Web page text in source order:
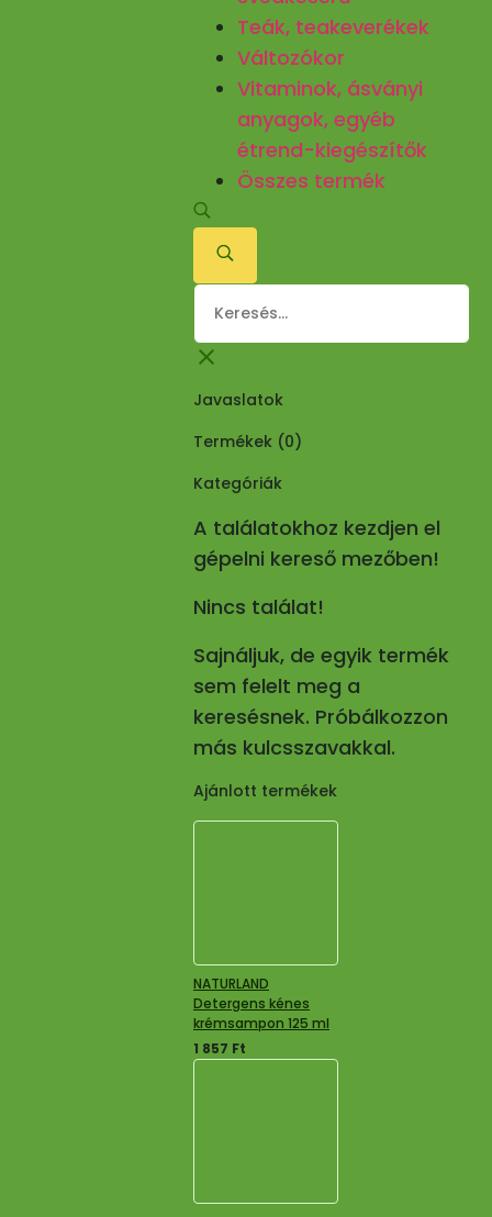
Teák, teakeverékek
Változókor
Vitaminok, ásványi
anyagok, egyéb
étrend-kiegészítők
Összes termék
Javaslatok
Termékek (0)
Kategóriák
A találatokhoz kezdjen el
gépelni kereső mezőben!
Nincs találat!
Sajnáljuk, de egyik termék
sem felelt meg a
keresésnek. Próbálkozzon
más kulcsszavakkal.
Ajánlott termékek
NATURLAND
Detergens kénes
krémsampon 125 ml
1 857 Ft